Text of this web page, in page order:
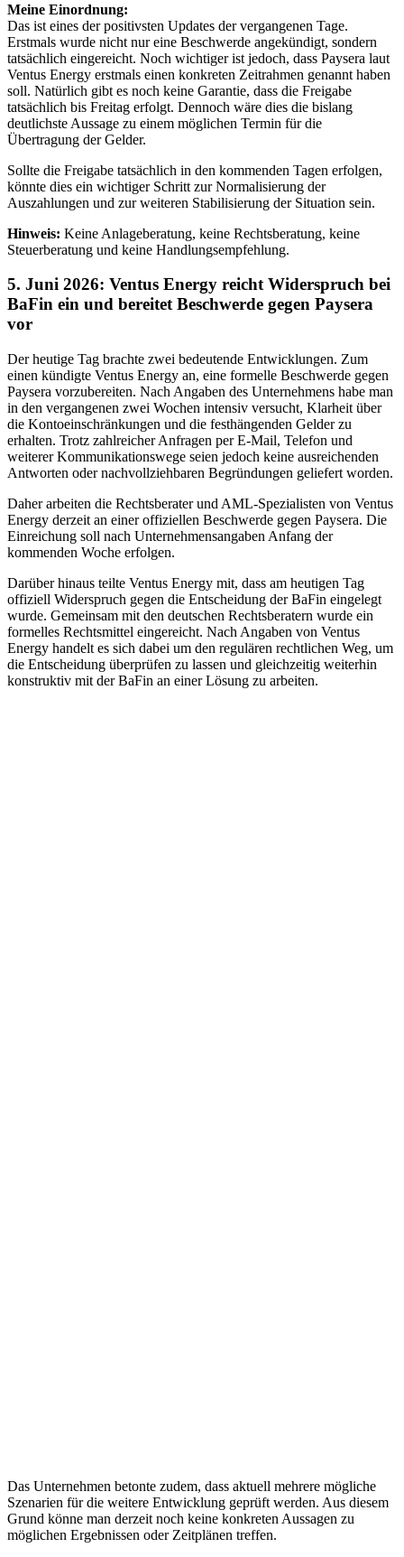
Meine Einordnung:
Das ist eines der positivsten Updates der vergangenen Tage.
Erstmals wurde nicht nur eine Beschwerde angekündigt, sondern
tatsächlich eingereicht. Noch wichtiger ist jedoch, dass Paysera laut
Ventus Energy erstmals einen konkreten Zeitrahmen genannt haben
soll. Natürlich gibt es noch keine Garantie, dass die Freigabe
tatsächlich bis Freitag erfolgt. Dennoch wäre dies die bislang
deutlichste Aussage zu einem möglichen Termin für die
Übertragung der Gelder.
Sollte die Freigabe tatsächlich in den kommenden Tagen erfolgen,
könnte dies ein wichtiger Schritt zur Normalisierung der
Auszahlungen und zur weiteren Stabilisierung der Situation sein.
Hinweis: Keine Anlageberatung, keine Rechtsberatung, keine
Steuerberatung und keine Handlungsempfehlung.
5. Juni 2026: Ventus Energy reicht Widerspruch bei
BaFin ein und bereitet Beschwerde gegen Paysera
vor
Der heutige Tag brachte zwei bedeutende Entwicklungen. Zum
einen kündigte Ventus Energy an, eine formelle Beschwerde gegen
Paysera vorzubereiten. Nach Angaben des Unternehmens habe man
in den vergangenen zwei Wochen intensiv versucht, Klarheit über
die Kontoeinschränkungen und die festhängenden Gelder zu
erhalten. Trotz zahlreicher Anfragen per E-Mail, Telefon und
weiterer Kommunikationswege seien jedoch keine ausreichenden
Antworten oder nachvollziehbaren Begründungen geliefert worden.
Daher arbeiten die Rechtsberater und AML-Spezialisten von Ventus
Energy derzeit an einer offiziellen Beschwerde gegen Paysera. Die
Einreichung soll nach Unternehmensangaben Anfang der
kommenden Woche erfolgen.
Darüber hinaus teilte Ventus Energy mit, dass am heutigen Tag
offiziell Widerspruch gegen die Entscheidung der BaFin eingelegt
wurde. Gemeinsam mit den deutschen Rechtsberatern wurde ein
formelles Rechtsmittel eingereicht. Nach Angaben von Ventus
Energy handelt es sich dabei um den regulären rechtlichen Weg, um
die Entscheidung überprüfen zu lassen und gleichzeitig weiterhin
konstruktiv mit der BaFin an einer Lösung zu arbeiten.
Das Unternehmen betonte zudem, dass aktuell mehrere mögliche
Szenarien für die weitere Entwicklung geprüft werden. Aus diesem
Grund könne man derzeit noch keine konkreten Aussagen zu
möglichen Ergebnissen oder Zeitplänen treffen.